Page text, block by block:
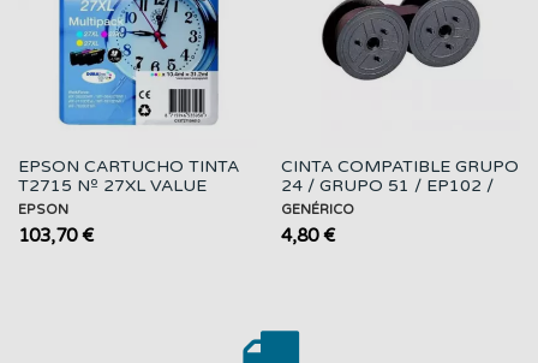
EPSON CARTUCHO TINTA
T2715 Nº 27XL VALUE
PACK 3 COLORES
EPSON
103,70 €
CINTA COMPATIBLE GRUPO
24 / GRUPO 51 / EP102 /
NEGRA
GENÉRICO
4,80 €